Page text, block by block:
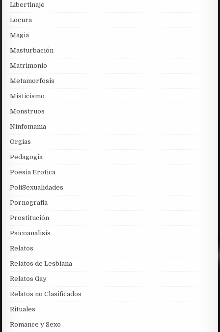
Libertinaje
Locura
Magia
Masturbación
Matrimonio
Metamorfosis
Misticismo
Monstruos
Ninfomania
Orgias
Pedagogia
Poesia Erotica
PoliSexualidades
Pornografia
Prostitución
Psicoanalisis
Relatos
Relatos de Lesbiana
Relatos Gay
Relatos no Clasificados
Rituales
Romance y Sexo